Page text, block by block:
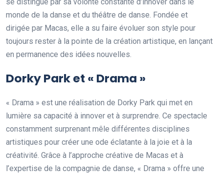
se distingue par sa volonté constante d’innover dans le
monde de la danse et du théâtre de danse. Fondée et
dirigée par Macas, elle a su faire évoluer son style pour
toujours rester à la pointe de la création artistique, en lançant
en permanence des idées nouvelles.
Dorky Park et « Drama »
« Drama » est une réalisation de Dorky Park qui met en
lumière sa capacité à innover et à surprendre. Ce spectacle
constamment surprenant mêle différentes disciplines
artistiques pour créer une ode éclatante à la joie et à la
créativité. Grâce à l’approche créative de Macas et à
l’expertise de la compagnie de danse, « Drama » offre une